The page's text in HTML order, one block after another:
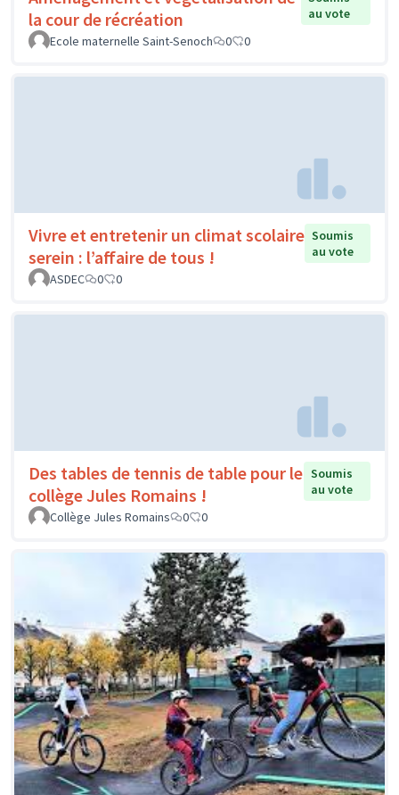
la cour de récréation
au vote
Ecole maternelle Saint-Senoch
0 0
Vivre et entretenir un climat scolaire
serein : l’affaire de tous !
Soumis
au vote
ASDEC
0 0
Des tables de tennis de table pour le
collège Jules Romains !
Soumis
au vote
Collège Jules Romains
0 0